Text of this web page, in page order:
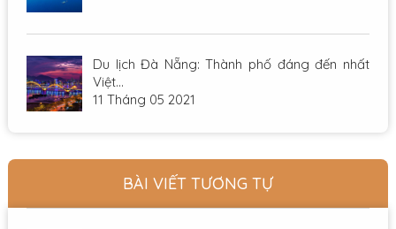
Du lịch Đà Nẵng: Thành phố đáng đến nhất
Việt...
11 Tháng 05 2021
BÀI VIẾT TƯƠNG TỰ